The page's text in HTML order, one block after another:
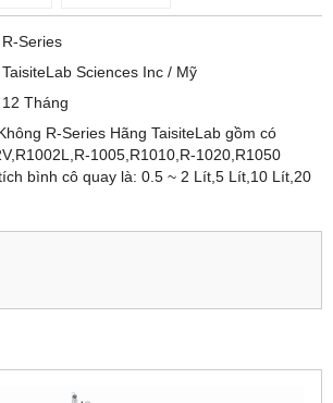
R-Series
TaisiteLab Sciences Inc / Mỹ
12 Tháng
R-Series Hãng TaisiteLab gồm có
1005,R1010,R-1020,R1050
bình cô quay là: 0.5 ~ 2 Lít,5 Lít,10 Lít,20